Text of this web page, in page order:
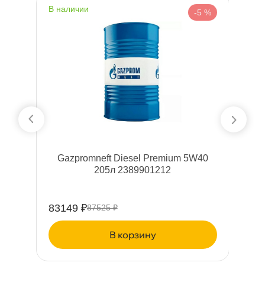
наличии -5 %
Gazpromneft Diesel Premium 5W40
205л 2389901212
83149 ₽87525 ₽
корзину